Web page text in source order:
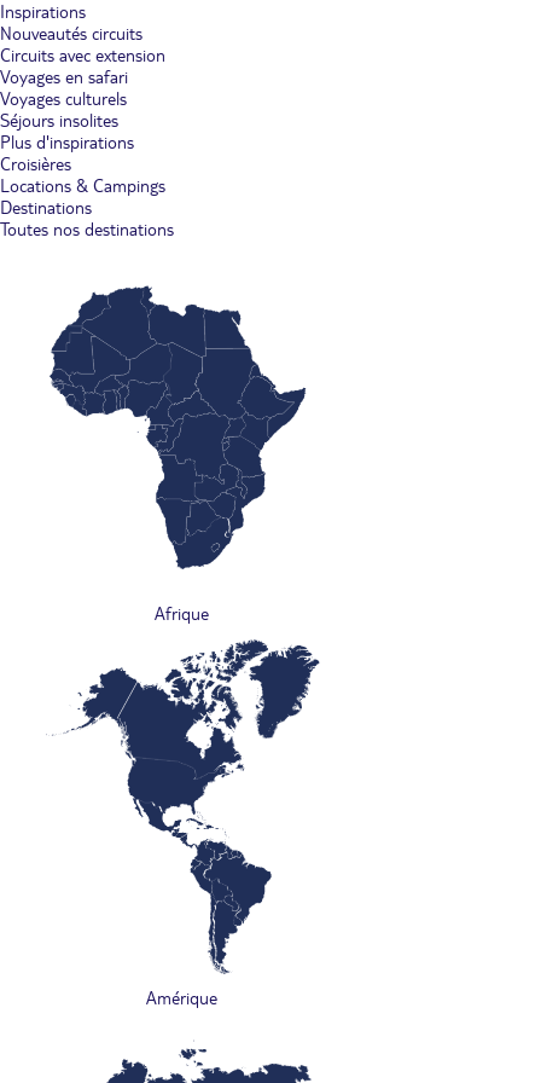
Inspirations
Nouveautés circuits
Circuits avec extension
Voyages en safari
Voyages culturels
Séjours insolites
Plus d'inspirations
Croisières
Locations & Campings
Destinations
Toutes nos destinations
Afrique
Amérique